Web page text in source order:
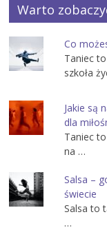
Warto
Co
Taniec
szkoła
Jakie są
dla
Taniec
na …
Salsa –
świecie
Salsa to
…